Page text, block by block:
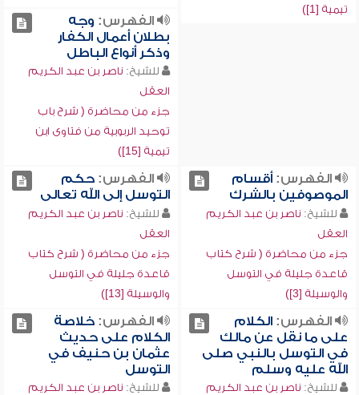
تيمية [1])
الفهرس: وجه
بطلان أعمال الكفار
وذكر أنواع الباطل
للشيخ: ناصر بن عبد الكريم
العقل
جزء من محاضرة ( شرح باب
توحيد الربوبية من فتاوى ابن
تيمية [15])
الفهرس:أقسام
الموصوفين بالشرك
للشيخ: ناصر بن عبد الكريم
العقل
جزء من محاضرة ( شرح كتاب
قاعدة جليلة في التوسل
والوسيلة [3])
الفهرس:حكم
التوسل إلى الله تعالى
للشيخ: ناصر بن عبد الكريم
العقل
جزء من محاضرة ( شرح كتاب
قاعدة جليلة في التوسل
والوسيلة [13])
الفهرس:الكلام
على ما نقل عن مالك
في التوسل بالنبي صلى
الله عليه وسلم
للشيخ: ناصر بن عبد الكريم
الفهرس:خلاصة
الكلام على حديث
عثمان بن حنيف في
التوسل
للشيخ: ناصر بن عبد الكريم